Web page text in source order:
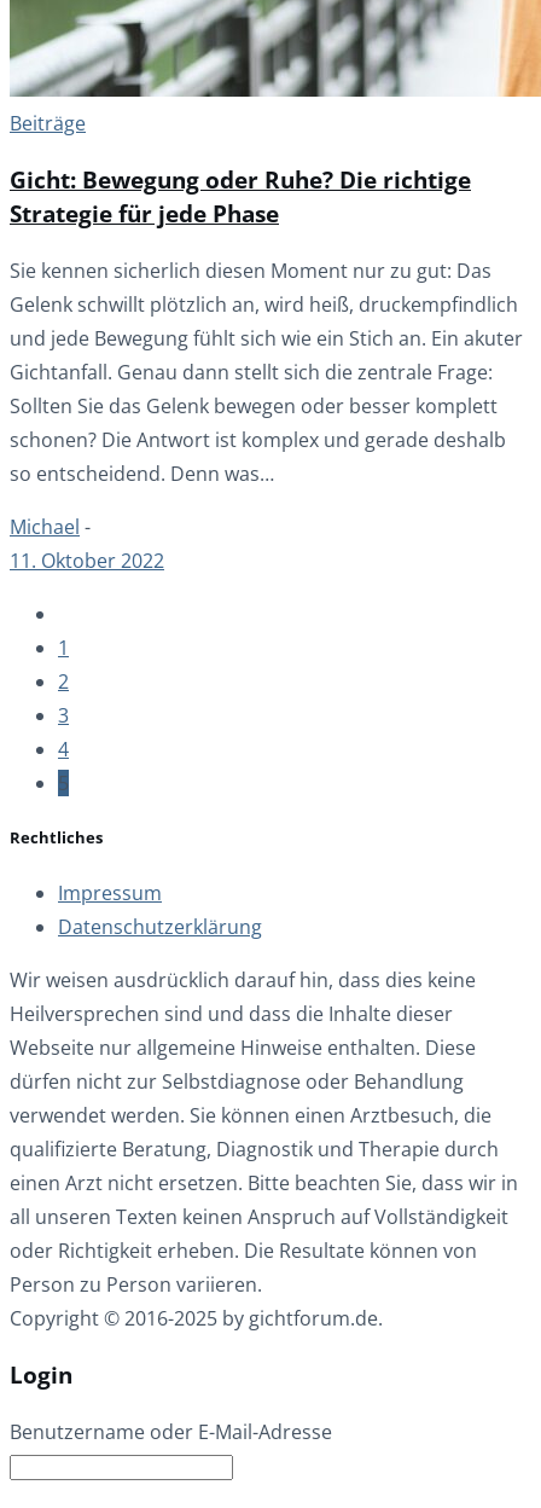
Beiträge
Gicht: Bewegung oder Ruhe? Die richtige
Strategie für jede Phase
Sie kennen sicherlich diesen Moment nur zu gut: Das
Gelenk schwillt plötzlich an, wird heiß, druckempfindlich
und jede Bewegung fühlt sich wie ein Stich an. Ein akuter
Gichtanfall. Genau dann stellt sich die zentrale Frage:
Sollten Sie das Gelenk bewegen oder besser komplett
schonen? Die Antwort ist komplex und gerade deshalb
so entscheidend. Denn was…
Michael -
11. Oktober 2022
1
2
3
4
5
Rechtliches
Impressum
Datenschutzerklärung
Wir weisen ausdrücklich darauf hin, dass dies keine
Heilversprechen sind und dass die Inhalte dieser
Webseite nur allgemeine Hinweise enthalten. Diese
dürfen nicht zur Selbstdiagnose oder Behandlung
verwendet werden. Sie können einen Arztbesuch, die
qualifizierte Beratung, Diagnostik und Therapie durch
einen Arzt nicht ersetzen. Bitte beachten Sie, dass wir in
all unseren Texten keinen Anspruch auf Vollständigkeit
oder Richtigkeit erheben. Die Resultate können von
Person zu Person variieren.
Copyright © 2016-2025 by gichtforum.de.
Login
Benutzername oder E-Mail-Adresse